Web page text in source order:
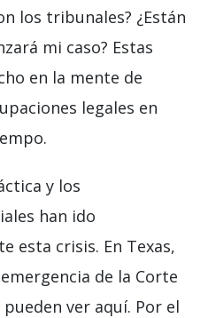
los tribunales? ¿Están
mi caso? Estas
en la mente de
legales en
y los
han ido
esta crisis. En Texas,
de la Corte
ver aquí. Por el